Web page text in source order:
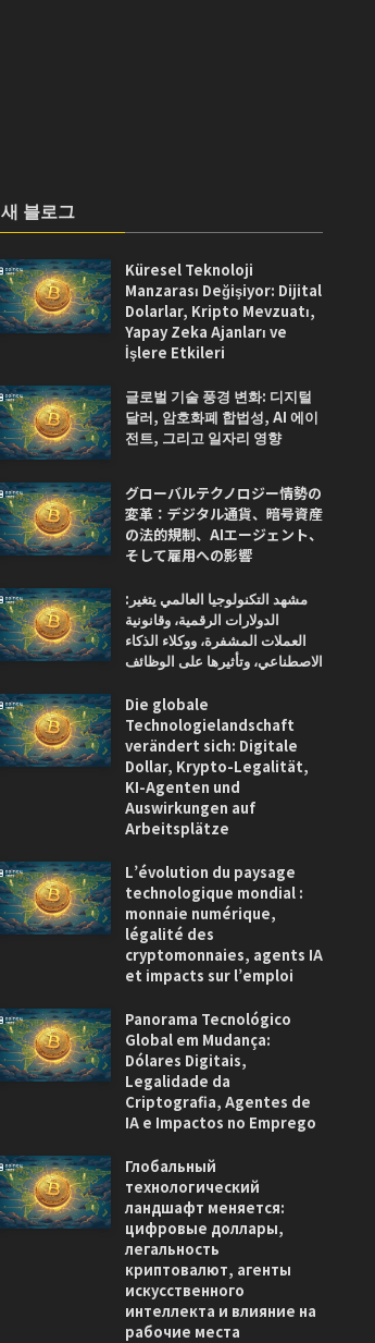
새 블로그
Küresel Teknoloji
Manzarası Değişiyor: Dijital
Dolarlar, Kripto Mevzuatı,
Yapay Zeka Ajanları ve
İşlere Etkileri
글로벌 기술 풍경 변화: 디지털
달러, 암호화폐 합법성, AI 에이
전트, 그리고 일자리 영향
グローバルテクノロジー情勢の
変革：デジタル通貨、暗号資産
の法的規制、AIエージェント、
そして雇用への影響
مشهد التكنولوجيا العالمي يتغير:
الدولارات الرقمية، وقانونية
العملات المشفرة، ووكلاء الذكاء
الاصطناعي، وتأثيرها على الوظائف
Die globale
Technologielandschaft
verändert sich: Digitale
Dollar, Krypto-Legalität,
KI-Agenten und
Auswirkungen auf
Arbeitsplätze
L’évolution du paysage
technologique mondial :
monnaie numérique,
légalité des
cryptomonnaies, agents IA
et impacts sur l’emploi
Panorama Tecnológico
Global em Mudança:
Dólares Digitais,
Legalidade da
Criptografia, Agentes de
IA e Impactos no Emprego
Глобальный
технологический
ландшафт меняется:
цифровые доллары,
легальность
криптовалют, агенты
искусственного
интеллекта и влияние на
рабочие места